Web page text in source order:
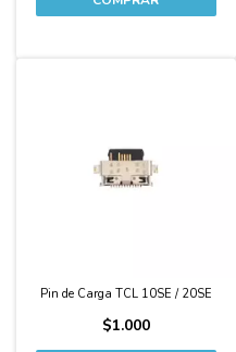
Pin de Carga TCL 10SE / 20SE
$1.000